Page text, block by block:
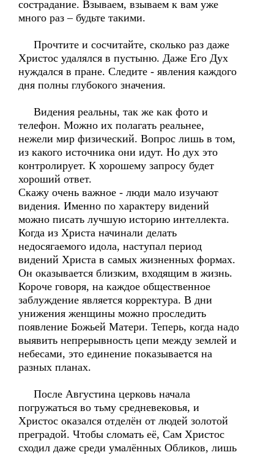
сострадание. Взываем, взываем к вам уже
много раз – будьте такими.
Прочтите и сосчитайте, сколько раз даже
Христос удалялся в пустыню. Даже Его Дух
нуждался в пране. Следите - явления каждого
дня полны глубокого значения.
Видения реальны, так же как фото и
телефон. Можно их полагать реальнее,
нежели мир физический. Вопрос лишь в том,
из какого источника они идут. Но дух это
контролирует. К хорошему запросу будет
хороший ответ.
Скажу очень важное - люди мало изучают
видения. Именно по характеру видений
можно писать лучшую историю интеллекта.
Когда из Христа начинали делать
недосягаемого идола, наступал период
видений Христа в самых жизненных формах.
Он оказывается близким, входящим в жизнь.
Короче говоря, на каждое общественное
заблуждение является корректура. В дни
унижения женщины можно проследить
появление Божьей Матери. Теперь, когда надо
выявить непрерывность цепи между землей и
небесами, это единение показывается на
разных планах.
После Августина церковь начала
погружаться во тьму средневековья, и
Христос оказался отделён от людей золотой
преградой. Чтобы сломать её, Сам Христос
сходил даже среди умалённых Обликов, лишь